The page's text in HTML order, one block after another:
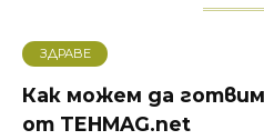
ЗДРАВЕ
Как можем да готвим
от TEHMAG.net